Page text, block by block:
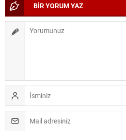
BİR YORUM YAZ